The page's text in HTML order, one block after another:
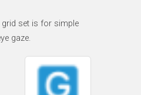
set is for simple
gaze.